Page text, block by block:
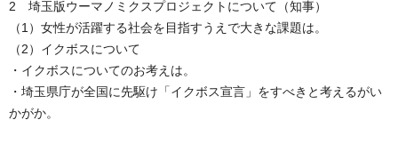
2 埼玉版ウーマノミクスプロジェクトについて（知事）
（1）女性が活躍する社会を目指すうえで大きな課題は。
（2）イクボスについて
・イクボスについてのお考えは。
・埼玉県庁が全国に先駆け「イクボス宣言」をすべきと考えるがい
かがか。